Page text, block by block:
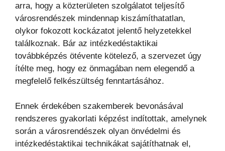
arra, hogy a közterületen szolgálatot teljesítő
városrendészek mindennap kiszámíthatatlan,
olykor fokozott kockázatot jelentő helyzetekkel
találkoznak. Bár az intézkedéstaktikai
továbbképzés ötévente kötelező, a szervezet úgy
ítélte meg, hogy ez önmagában nem elegendő a
megfelelő felkészültség fenntartásához.
Ennek érdekében szakemberek bevonásával
rendszeres gyakorlati képzést indítottak, amelynek
során a városrendészek olyan önvédelmi és
intézkedéstaktikai technikákat sajátíthatnak el,